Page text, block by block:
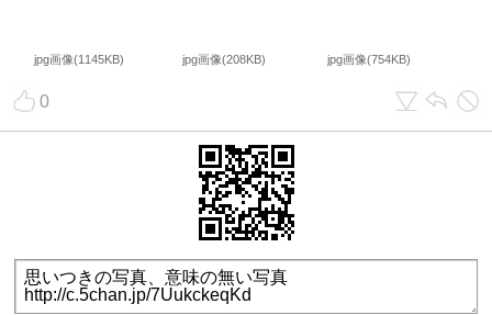
jpg画像(1145KB) jpg画像(208KB) jpg画像(754KB)
0